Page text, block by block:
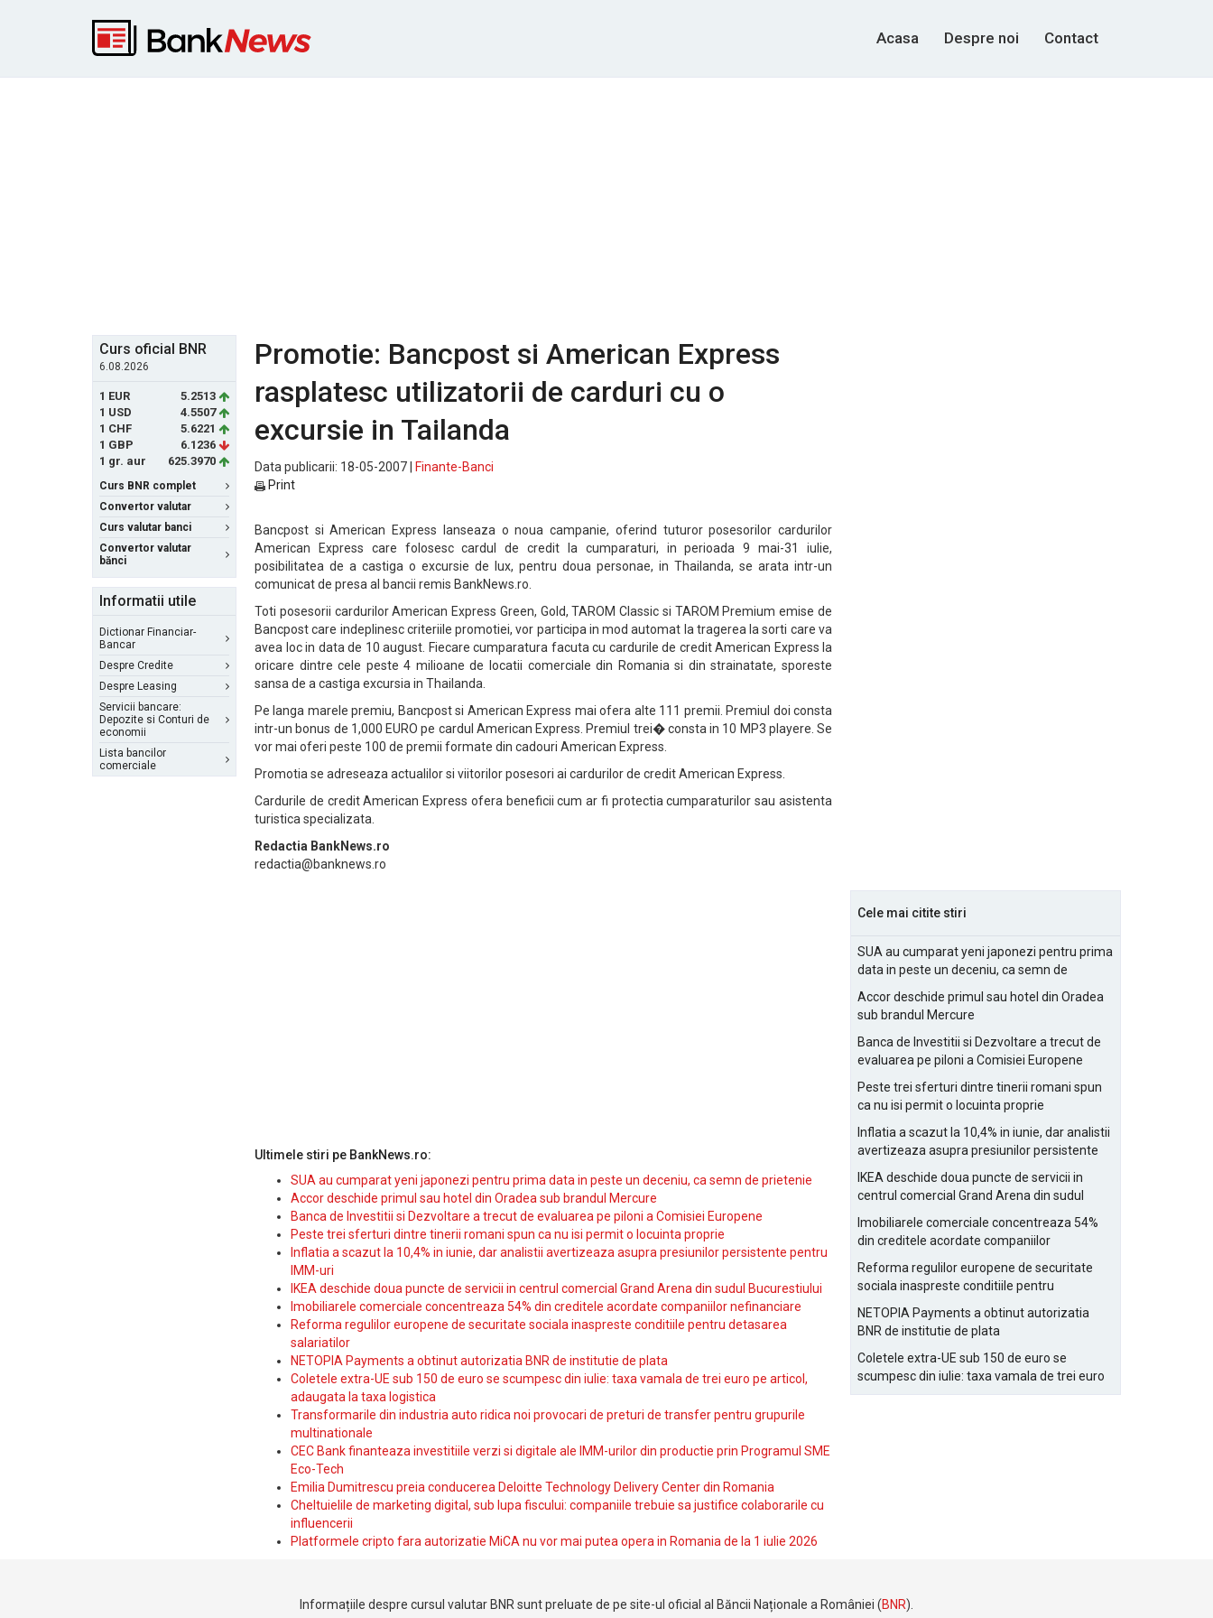
Acasa Despre noi Contact
Curs oficial BNR
6.08.2026
1 EUR
5.2513
1 USD
4.5507
1 CHF
5.6221
1 GBP
6.1236
1 gr. aur
625.3970
Curs BNR complet
Convertor valutar
Curs valutar banci
Convertor valutar
bănci
Informatii utile
Dictionar Financiar-
Bancar
Despre Credite
Despre Leasing
Servicii bancare:
Depozite si Conturi de
economii
Lista bancilor
comerciale
Promotie: Bancpost si American Express
rasplatesc utilizatorii de carduri cu o
excursie in Tailanda
Data publicarii: 18-05-2007 |
Finante-Banci
Print
Bancpost si American Express lanseaza o noua campanie, oferind tuturor posesorilor cardurilor
American Express care folosesc cardul de credit la cumparaturi, in perioada 9 mai-31 iulie,
posibilitatea de a castiga o excursie de lux, pentru doua personae, in Thailanda, se arata intr-un
comunicat de presa al bancii remis BankNews.ro.
Toti posesorii cardurilor American Express Green, Gold, TAROM Classic si TAROM Premium emise de
Bancpost care indeplinesc criteriile promotiei, vor participa in mod automat la tragerea la sorti care va
avea loc in data de 10 august. Fiecare cumparatura facuta cu cardurile de credit American Express la
oricare dintre cele peste 4 milioane de locatii comerciale din Romania si din strainatate, sporeste
sansa de a castiga excursia in Thailanda.
Pe langa marele premiu, Bancpost si American Express mai ofera alte 111 premii. Premiul doi consta
intr-un bonus de 1,000 EURO pe cardul American Express. Premiul trei� consta in 10 MP3 playere. Se
vor mai oferi peste 100 de premii formate din cadouri American Express.
Promotia se adreseaza actualilor si viitorilor posesori ai cardurilor de credit American Express.
Cardurile de credit American Express ofera beneficii cum ar fi protectia cumparaturilor sau asistenta
turistica specializata.
Redactia BankNews.ro
redactia@banknews.ro
Ultimele stiri pe BankNews.ro:
SUA au cumparat yeni japonezi pentru prima data in peste un deceniu, ca semn de prietenie
Accor deschide primul sau hotel din Oradea sub brandul Mercure
Banca de Investitii si Dezvoltare a trecut de evaluarea pe piloni a Comisiei Europene
Peste trei sferturi dintre tinerii romani spun ca nu isi permit o locuinta proprie
Inflatia a scazut la 10,4% in iunie, dar analistii avertizeaza asupra presiunilor persistente pentru
IMM-uri
IKEA deschide doua puncte de servicii in centrul comercial Grand Arena din sudul Bucurestiului
Imobiliarele comerciale concentreaza 54% din creditele acordate companiilor nefinanciare
Reforma regulilor europene de securitate sociala inaspreste conditiile pentru detasarea
salariatilor
NETOPIA Payments a obtinut autorizatia BNR de institutie de plata
Coletele extra-UE sub 150 de euro se scumpesc din iulie: taxa vamala de trei euro pe articol,
adaugata la taxa logistica
Transformarile din industria auto ridica noi provocari de preturi de transfer pentru grupurile
multinationale
CEC Bank finanteaza investitiile verzi si digitale ale IMM-urilor din productie prin Programul SME
Eco-Tech
Emilia Dumitrescu preia conducerea Deloitte Technology Delivery Center din Romania
Cheltuielile de marketing digital, sub lupa fiscului: companiile trebuie sa justifice colaborarile cu
influencerii
Platformele cripto fara autorizatie MiCA nu vor mai putea opera in Romania de la 1 iulie 2026
Cele mai citite stiri
SUA au cumparat yeni japonezi pentru prima
data in peste un deceniu, ca semn de
Accor deschide primul sau hotel din Oradea
sub brandul Mercure
Banca de Investitii si Dezvoltare a trecut de
evaluarea pe piloni a Comisiei Europene
Peste trei sferturi dintre tinerii romani spun
ca nu isi permit o locuinta proprie
Inflatia a scazut la 10,4% in iunie, dar analistii
avertizeaza asupra presiunilor persistente
IKEA deschide doua puncte de servicii in
centrul comercial Grand Arena din sudul
Imobiliarele comerciale concentreaza 54%
din creditele acordate companiilor
Reforma regulilor europene de securitate
sociala inaspreste conditiile pentru
NETOPIA Payments a obtinut autorizatia
BNR de institutie de plata
Coletele extra-UE sub 150 de euro se
scumpesc din iulie: taxa vamala de trei euro
pe articol, adaugata la taxa logistica
Informațiile despre cursul valutar BNR sunt preluate de pe site-ul oficial al Băncii Naționale a României (BNR).